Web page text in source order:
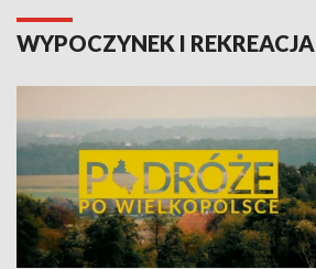
WYPOCZYNEK I REKREACJA